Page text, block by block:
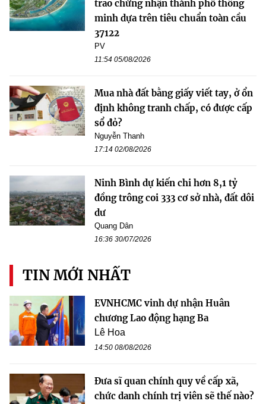
trao chứng nhận thành phố thông
minh dựa trên tiêu chuẩn toàn cầu
37122
PV
11:54 05/08/2026
Mua nhà đất bằng giấy viết tay, ở ổn
định không tranh chấp, có được cấp
sổ đỏ?
Nguyễn Thanh
17:14 02/08/2026
Ninh Bình dự kiến chi hơn 8,1 tỷ
đồng trông coi 333 cơ sở nhà, đất dôi
dư
Quang Dân
16:36 30/07/2026
TIN MỚI NHẤT
EVNHCMC vinh dự nhận Huân
chương Lao động hạng Ba
Lê Hoa
14:50 08/08/2026
Đưa sĩ quan chính quy về cấp xã,
chức danh chính trị viên sẽ thế nào?